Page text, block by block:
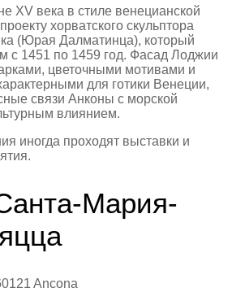
XV века в стиле венецианской
хорватского скульптора
(Юрая Далматинца), который
с 1451 по 1459 год. Фасад Лоджии
цветочными мотивами и
для готики Венеции,
связи Анконы с морской
влиянием.
иногда проходят выставки и
Мария-
Ancona